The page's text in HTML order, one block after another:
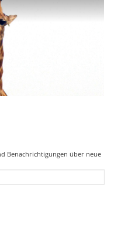
Benachrichtigungen über neue